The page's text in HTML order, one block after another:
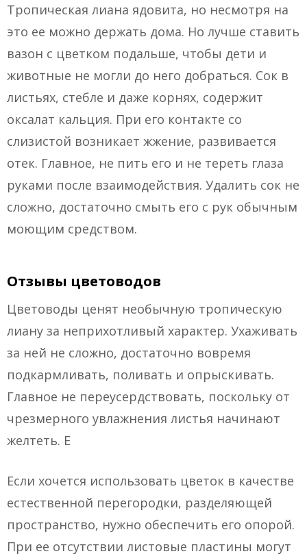
Тропическая лиана ядовита, но несмотря на
это ее можно держать дома. Но лучше ставить
вазон с цветком подальше, чтобы дети и
животные не могли до него добраться. Сок в
листьях, стебле и даже корнях, содержит
оксалат кальция. При его контакте со
слизистой возникает жжение, развивается
отек. Главное, не пить его и не тереть глаза
руками после взаимодействия. Удалить сок не
сложно, достаточно смыть его с рук обычным
моющим средством.
Отзывы цветоводов
Цветоводы ценят необычную тропическую
лиану за неприхотливый характер. Ухаживать
за ней не сложно, достаточно вовремя
подкармливать, поливать и опрыскивать.
Главное не переусердствовать, поскольку от
чрезмерного увлажнения листья начинают
желтеть. Е
Если хочется использовать цветок в качестве
естественной перегородки, разделяющей
пространство, нужно обеспечить его опорой.
При ее отсутствии листовые пластины могут